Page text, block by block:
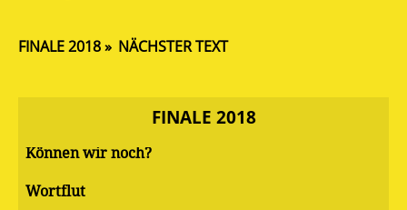
FINALE 2018 NÄCHSTER TEXT
FINALE 2018
Können wir noch?
Wortflut